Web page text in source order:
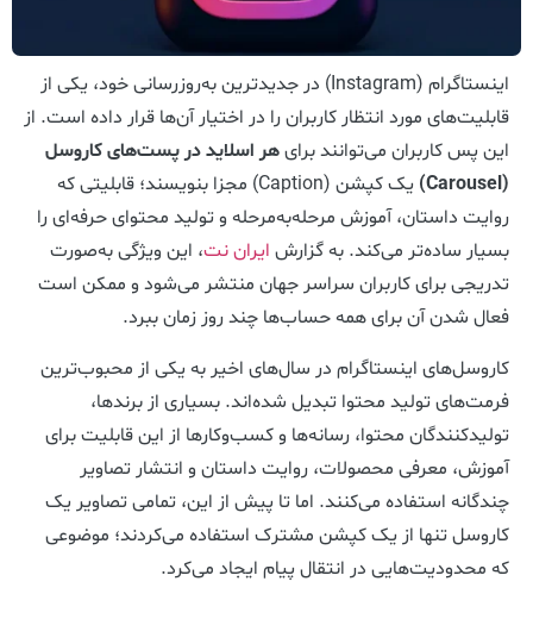
اینستاگرام (Instagram) در جدیدترین به‌روزرسانی خود، یکی از
قابلیت‌های مورد انتظار کاربران را در اختیار آن‌ها قرار داده است. از
این پس کاربران می‌توانند برایهر اسلاید در پست‌های کاروسل
(Carousel)
یک کپشن (Caption) مجزا بنویسند؛ قابلیتی که
روایت داستان، آموزش مرحله‌به‌مرحله و تولید محتوای حرفه‌ای را
بسیار ساده‌تر می‌کند. به گزارش ایران نت، این ویژگی به‌صورت
تدریجی برای کاربران سراسر جهان منتشر می‌شود و ممکن است
فعال شدن آن برای همه حساب‌ها چند روز زمان ببرد.
کاروسل‌های اینستاگرام در سال‌های اخیر به یکی از محبوب‌ترین
فرمت‌های تولید محتوا تبدیل شده‌اند. بسیاری از برندها،
تولیدکنندگان محتوا، رسانه‌ها و کسب‌وکارها از این قابلیت برای
آموزش، معرفی محصولات، روایت داستان و انتشار تصاویر
چندگانه استفاده می‌کنند. اما تا پیش از این، تمامی تصاویر یک
کاروسل تنها از یک کپشن مشترک استفاده می‌کردند؛ موضوعی
که محدودیت‌هایی در انتقال پیام ایجاد می‌کرد.